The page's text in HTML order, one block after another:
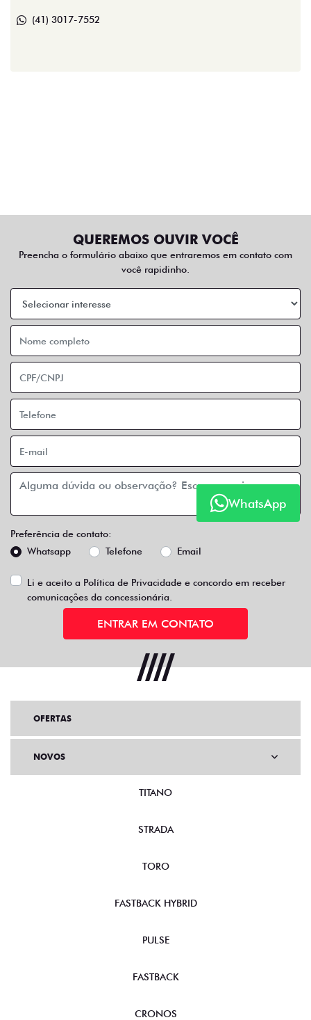
(41) 3017-7552
QUEREMOS OUVIR VOCÊ
Preencha o formulário abaixo que entraremos em contato com
você rapidinho.
Preferência de contato:
Whatsapp
Telefone Email
Li e aceito a Política de Privacidade e concordo em receber
comunicações da concessionária.
ENTRAR EM CONTATO
WhatsApp
OFERTAS
NOVOS
TITANO
STRADA
TORO
FASTBACK HYBRID
PULSE
FASTBACK
CRONOS